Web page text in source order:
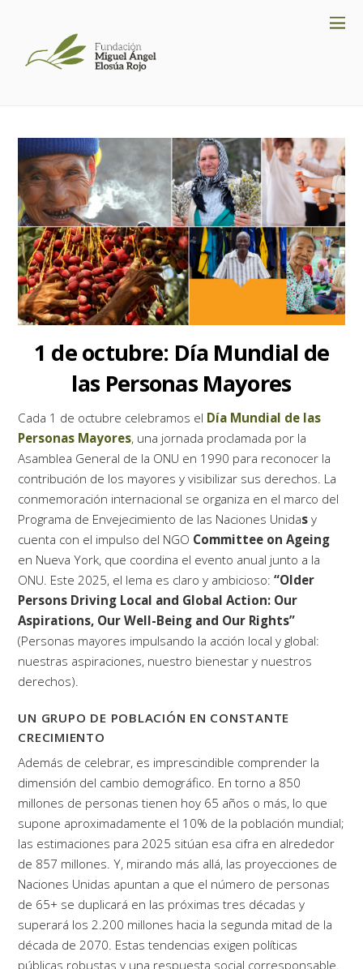
1 de octubre: Día Mundial de
las Personas Mayores
Cada 1 de octubre celebramos el Día Mundial de las
Personas Mayores, una jornada proclamada por la
Asamblea General de la ONU en 1990 para reconocer la
contribución de los mayores y visibilizar sus derechos. La
conmemoración internacional se organiza en el marco del
Programa de Envejecimiento de las Naciones Unidas y
cuenta con el impulso del NGO Committee on Ageing
en Nueva York, que coordina el evento anual junto a la
ONU. Este 2025, el lema es claro y ambicioso:“Older
Persons Driving Local and Global Action: Our
Aspirations, Our Well-Being and Our Rights”
(Personas mayores impulsando la acción local y global:
nuestras aspiraciones, nuestro bienestar y nuestros
derechos).
UN GRUPO DE POBLACIÓN EN CONSTANTE
CRECIMIENTO
Además de celebrar, es imprescindible comprender la
dimensión del cambio demográfico. En torno a 850
millones de personas tienen hoy 65 años o más, lo que
supone aproximadamente el 10% de la población mundial;
las estimaciones para 2025 sitúan esa cifra en alrededor
de 857 millones. Y, mirando más allá, las proyecciones de
Naciones Unidas apuntan a que el número de personas
de 65+ se duplicará en las próximas tres décadas y
superará los 2.200 millones hacia la segunda mitad de la
década de 2070. Estas tendencias exigen políticas
públicas robustas y una respuesta social corresponsable.